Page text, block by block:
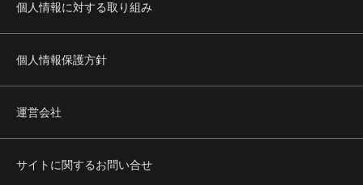
個人情報に対する取り組み
個人情報保護方針
運営会社
サイトに関するお問い合せ